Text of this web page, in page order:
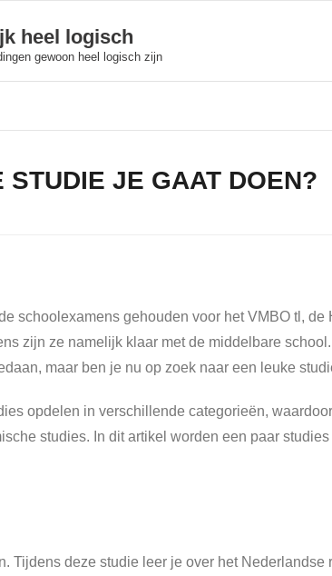
heel logisch
gewoon heel logisch zijn
JE GAAT DOEN?
schoolexamens gehouden voor het VMBO tl, de
zijn ze namelijk klaar met de middelbare
maar ben je nu op zoek naar een leuke
opdelen in verschillende categorieën,
studies. In dit artikel worden een paar
deze studie leer je over het Nederlandse